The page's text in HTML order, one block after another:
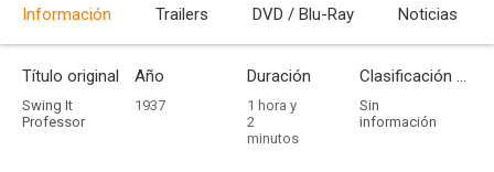
Información Trailers DVD / Blu-Ray Noticias
Título original
Swing It
Professor
Año
1937
Duración
1 hora y
2
minutos
Clasificación por edades
Sin
información